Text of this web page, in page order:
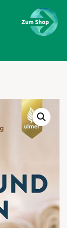
Kontakt